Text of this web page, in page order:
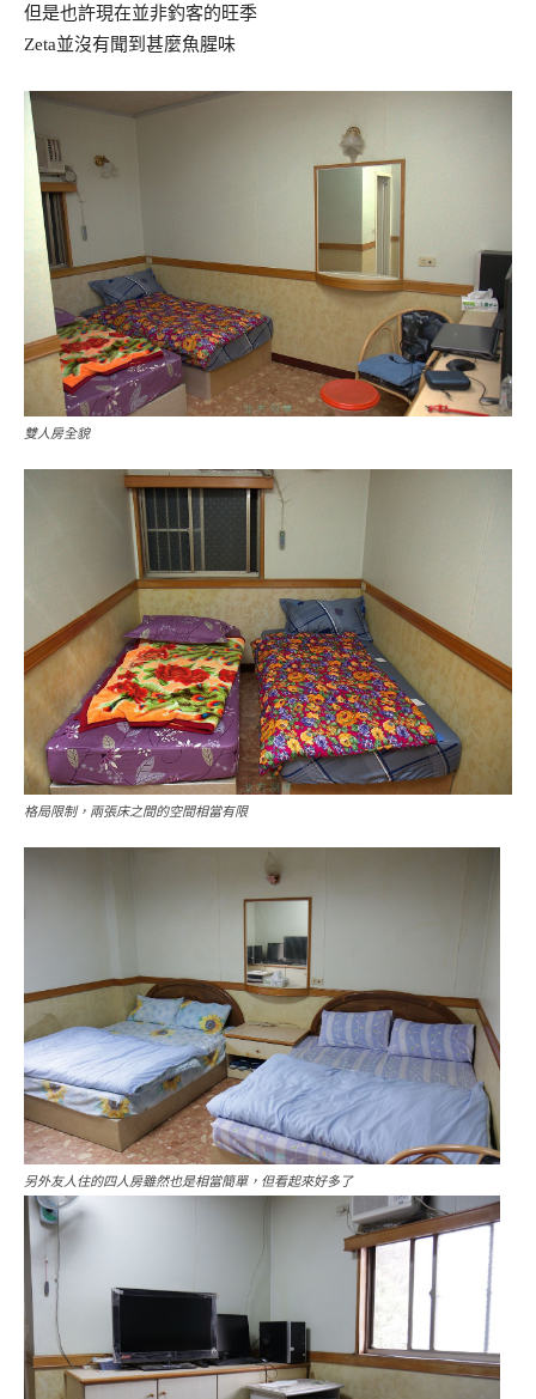
但是也許現在並非釣客的旺季
Zeta並沒有聞到甚麼魚腥味
雙人房全貌
格局限制，兩張床之間的空間相當有限
另外友人住的四人房雖然也是相當簡單，但看起來好多了